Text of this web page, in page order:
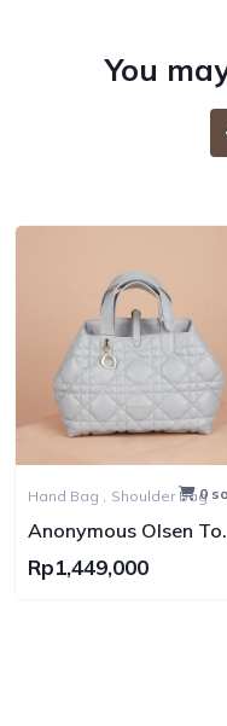
You
0
Hand Bag , Shoulder Bag
Anonymous Olsen
Bag Lamskin No Brand
Rp1,449,000